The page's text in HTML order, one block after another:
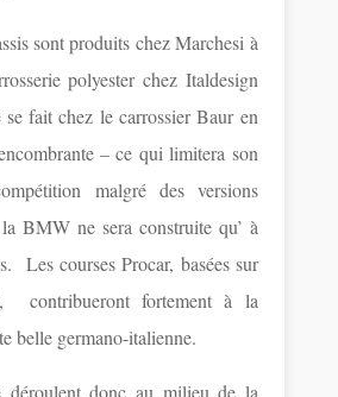
sont produits chez Marchesi à
polyester chez Italdesign
se fait chez le carrossier Baur en
– ce qui limitera son
malgré des versions
BMW ne sera construite qu’ à
Les courses Procar, basées sur
contribueront fortement à la
belle germano-italienne.
déroulent donc au milieu de la